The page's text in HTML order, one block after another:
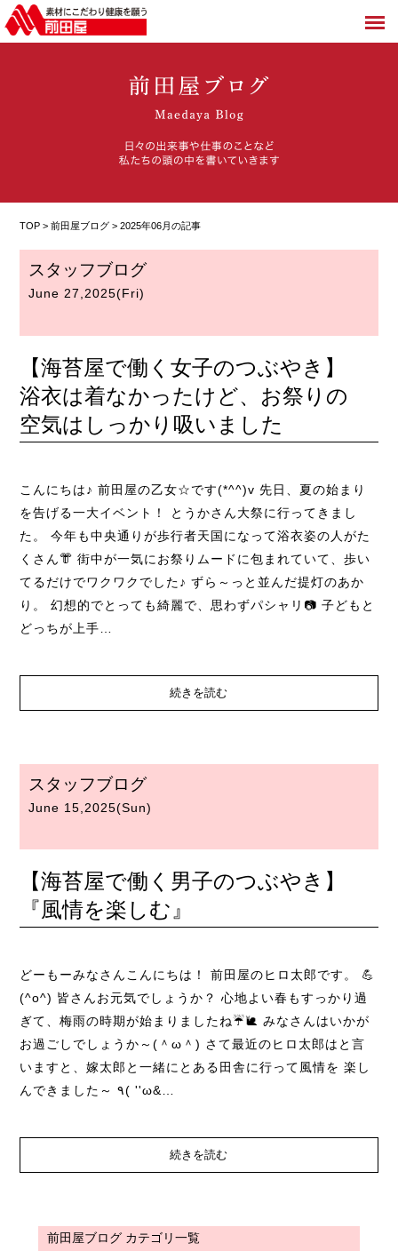
TOP >前田屋ブログ > 2025年06月の記事
スタッフブログ
June 27,2025(Fri)
【海苔屋で働く女子のつぶやき】
浴衣は着なかったけど、お祭りの
空気はしっかり吸いました
こんにちは♪ 前田屋の乙女☆です(*^^)v 先日、夏の始まり
を告げる一大イベント！ とうかさん大祭に行ってきまし
た。 今年も中央通りが歩行者天国になって浴衣姿の人がた
くさん👘 街中が一気にお祭りムードに包まれていて、歩い
てるだけでワクワクでした♪ ずら～っと並んだ提灯のあか
り。 幻想的でとっても綺麗で、思わずパシャリ📷 子どもと
どっちが上手…
続きを読む
スタッフブログ
June 15,2025(Sun)
【海苔屋で働く男子のつぶやき】
『風情を楽しむ』
どーもーみなさんこんにちは！ 前田屋のヒロ太郎です。 💪
(^o^) 皆さんお元気でしょうか？ 心地よい春もすっかり過
ぎて、梅雨の時期が始まりましたね☔🐌 みなさんはいかが
お過ごしでしょうか～(＾ω＾) さて最近のヒロ太郎はと言
いますと、嫁太郎と一緒にとある田舎に行って風情を 楽し
んできました～ ٩( ''ω&…
続きを読む
前田屋ブログ カテゴリ一覧